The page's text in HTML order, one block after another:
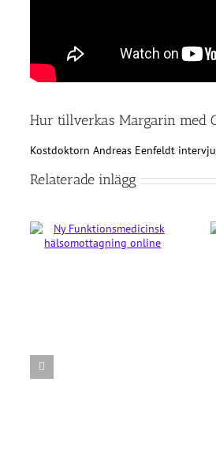
Hur tillverkas Margarin med
Kostdoktorn Andreas Eenfeldt
Relaterade inlägg